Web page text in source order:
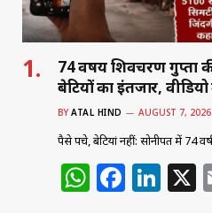
74 वर्षीय शिवचरण
बेटियों का इंतजार,
BY ATAL HIND AUGUST 7, 2026
पैसे पहुंचे, बेटियां नहीं: सोनीपत में 74
W F Li X